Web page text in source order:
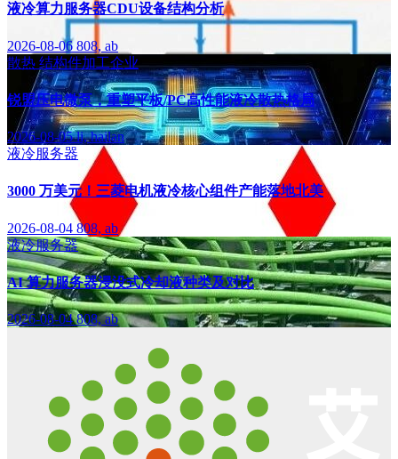
液冷算力服务器CDU设备结构分析
2026-08-06808, ab
散热 结构件加工企业
锐盟压电微泵，重塑平板/PC高性能液冷散热格局
2026-08-05li, hailan
液冷服务器
3000 万美元！三菱电机液冷核心组件产能落地北美
2026-08-04 808, ab
液冷服务器
AI 算力服务器浸没式冷却液种类及对比
2026-08-04808, ab